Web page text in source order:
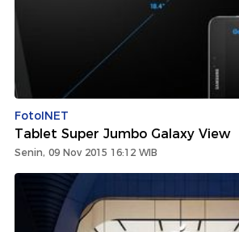
FotoINET
Tablet Super Jumbo Galaxy View
Senin, 09 Nov 2015 16:12 WIB